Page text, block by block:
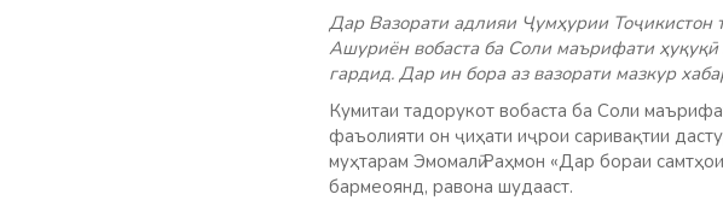
Дар Вазорати адлияи Ҷумҳурии
Ашуриён вобаста ба Соли маърифати
гардид. Дар ин бора аз вазорати мазкур
Кумитаи тадорукот вобаста ба Соли
фаъолияти он ҷиҳати иҷрои саривақтии
муҳтарам Эмомалӣ Раҳмон «Дар бораи
бармеоянд, равона шудааст.